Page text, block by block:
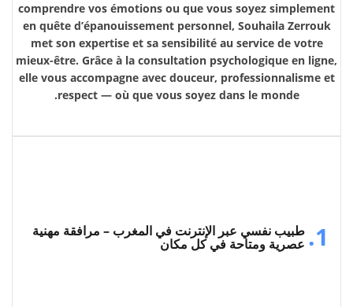
comprendre vos émotions ou que vous soyez simplement
en quête d’épanouissement personnel, Souhaila Zerrouk
met son expertise et sa sensibilité au service de votre
mieux-être. Grâce à la consultation psychologique en ligne,
elle vous accompagne avec douceur, professionnalisme et
respect — où que vous soyez dans le monde.
1. طبيب نفسي عبر الإنترنت في المغرب – مرافقة مهنية
عصرية ومتاحة في كل مكان